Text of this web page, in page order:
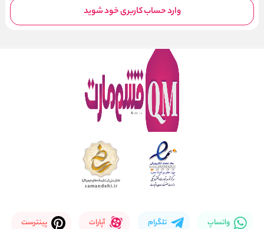
وارد حساب کاربری خود شوید
واتساپ تلگرام آپارات پینترست